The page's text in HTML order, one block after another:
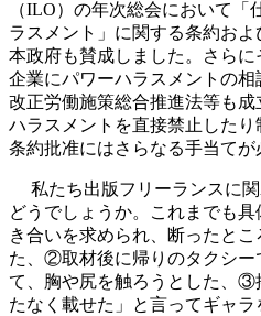
（ILO）の年次総会において
ラスメント」に関する条約お
本政府も賛成しました。さらに
企業にパワーハラスメントの
改正労働施策総合推進法等も
ハラスメントを直接禁止したり
条約批准にはさらなる手当てが
私たち出版フリーランスに
どうでしょうか。これまでも
き合いを求められ、断ったと
た、②取材後に帰りのタクシー
て、胸や尻を触ろうとした、③
たなく載せた」と言ってギャ